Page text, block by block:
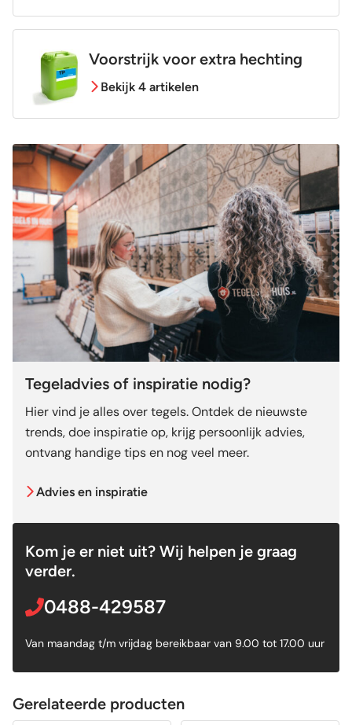
Voorstrijk voor extra hechting
Bekijk 4 artikelen
Tegeladvies of inspiratie nodig?
Hier vind je alles over tegels. Ontdek de nieuwste
trends, doe inspiratie op, krijg persoonlijk advies,
ontvang handige tips en nog veel meer.
Advies en inspiratie
Kom je er niet uit? Wij helpen je graag
verder.
0488-429587
Van maandag t/m vrijdag bereikbaar van 9.00 tot 17.00 uur
Gerelateerde producten